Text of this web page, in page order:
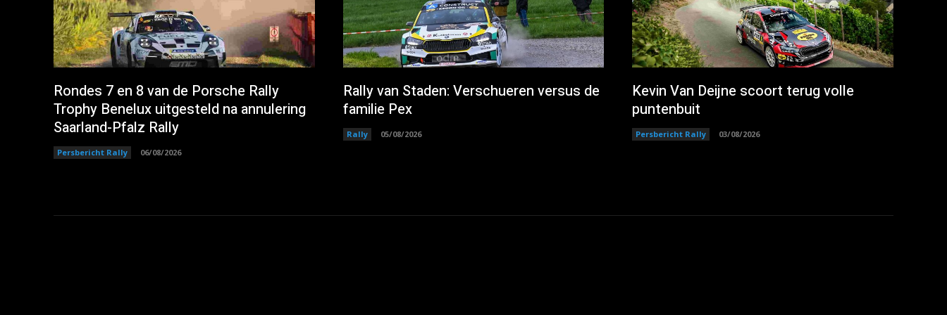
Rondes 7 en 8 van de Porsche Rally
Trophy Benelux uitgesteld na annulering
Saarland-Pfalz Rally
Persbericht Rally 06/08/2026
Rally van Staden: Verschueren versus de
familie Pex
Rally 05/08/2026
Kevin Van Deijne scoort terug volle
puntenbuit
Persbericht Rally 03/08/2026